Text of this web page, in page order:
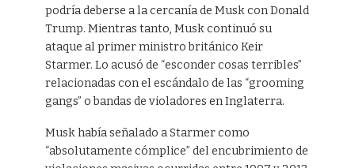
podría deberse a la cercanía de Musk con Donald
Trump. Mientras tanto, Musk continuó su
ataque al primer ministro británico Keir
Starmer. Lo acusó de “esconder cosas terribles”
relacionadas con el escándalo de las “grooming
gangs” o bandas de violadores en Inglaterra.
Musk había señalado a Starmer como
“absolutamente cómplice” del encubrimiento de